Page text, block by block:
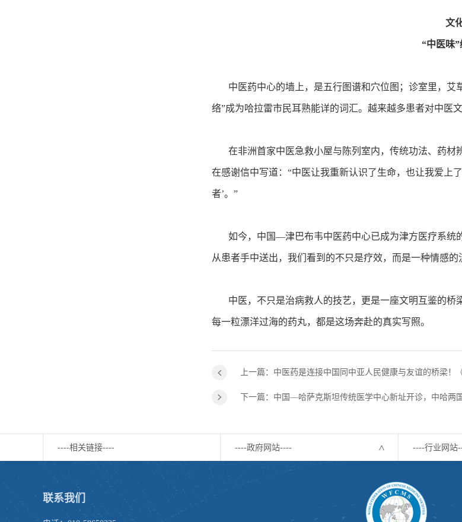
文
“中医味
中医药中心的墙上，是五行图谱和穴位图；诊室里，艾
络”成为哈拉雷市民耳熟能详的词汇。越来越多患者对中医
在非洲首家中医急救小屋与陈列室内，传统功法、药材
在感谢信中写道：“中医让我重新认识了生命，也让我爱上
者’。”
如今，中国—津巴布韦中医药中心已成为津方医疗系统
从患者手中送出，我们看到的不只是疗效，而是一种情感的
中医，不只是治病救人的技艺，更是一座文明互鉴的桥
每一粒漂洋过海的药丸，都是这场奔赴的真实写照。
上一篇：中医药是连接中国同中亚人民健康与友谊的桥梁
下一篇：中国—哈萨克斯坦传统医学中心新址开诊，中哈两
----相关链接---- ----政府网站---- ----行业网站
联系我们